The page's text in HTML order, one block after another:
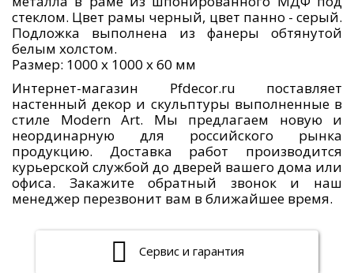
стеклом. Цвет рамы черный, цвет панно - серый.
Подложка выполнена из фанеры обтянутой
белым холстом.
Размер: 1000 х 1000 х 60 мм
Интернет-магазин Pfdecor.ru поставляет
настенный декор и скульптуры выполненные в
стиле Modern Art. Мы предлагаем новую и
неординарную для российского рынка
продукцию. Доставка работ производится
курьерской службой до дверей вашего дома или
офиса. Закажите обратный звонок и наш
менеджер перезвонит вам в ближайшее время.
Сервис и гарантия